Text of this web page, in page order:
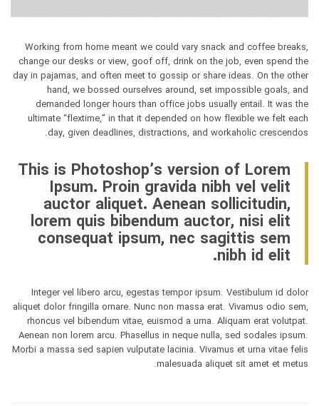
Working from home meant we could vary snack and coffee breaks,
change our desks or view, goof off, drink on the job, even spend the
day in pajamas, and often meet to gossip or share ideas. On the other
hand, we bossed ourselves around, set impossible goals, and
demanded longer hours than office jobs usually entail. It was the
ultimate “flextime,” in that it depended on how flexible we felt each
day, given deadlines, distractions, and workaholic crescendos.
This is Photoshop’s version of Lorem
Ipsum. Proin gravida nibh vel velit
auctor aliquet. Aenean sollicitudin,
lorem quis bibendum auctor, nisi elit
consequat ipsum, nec sagittis sem
nibh id elit.
Integer vel libero arcu, egestas tempor ipsum. Vestibulum id dolor
aliquet dolor fringilla ornare. Nunc non massa erat. Vivamus odio sem,
rhoncus vel bibendum vitae, euismod a urna. Aliquam erat volutpat.
Aenean non lorem arcu. Phasellus in neque nulla, sed sodales ipsum.
Morbi a massa sed sapien vulputate lacinia. Vivamus et urna vitae felis
malesuada aliquet sit amet et metus.